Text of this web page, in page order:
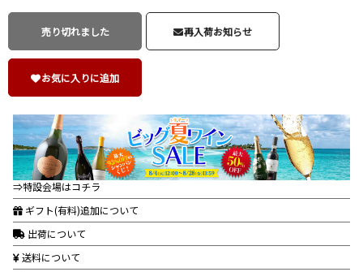
売り切れました 再入荷お知らせ
お気に入りに追加
⇒特設会場はコチラ
ギフト(有料)追加について
出荷について
送料について